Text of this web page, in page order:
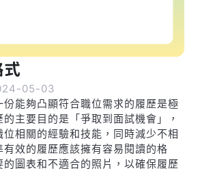
式
05-03
能夠凸顯符合職位需求的履歷是極
主要目的是「爭取到面試機會」，
相關的經驗和技能，同時減少不相
效的履歷應該擁有容易閱讀的格
圖表和不適合的照片，以確保履歷